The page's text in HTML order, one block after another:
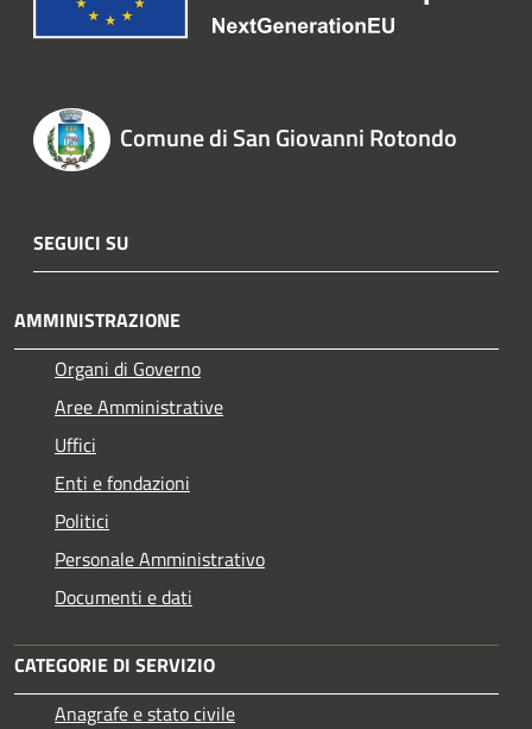
Comune di San Giovanni Rotondo
SEGUICI SU
AMMINISTRAZIONE
Organi di Governo
Aree Amministrative
Uffici
Enti e fondazioni
Politici
Personale Amministrativo
Documenti e dati
CATEGORIE DI SERVIZIO
Anagrafe e stato civile